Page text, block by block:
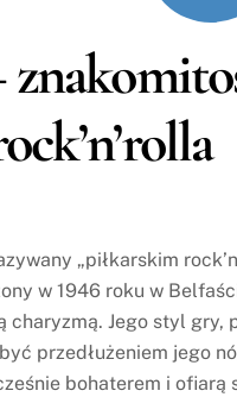
„piłkarskim
w 1946 roku w
Jego styl gry,
przedłużeniem jego
bohaterem i ofiarą